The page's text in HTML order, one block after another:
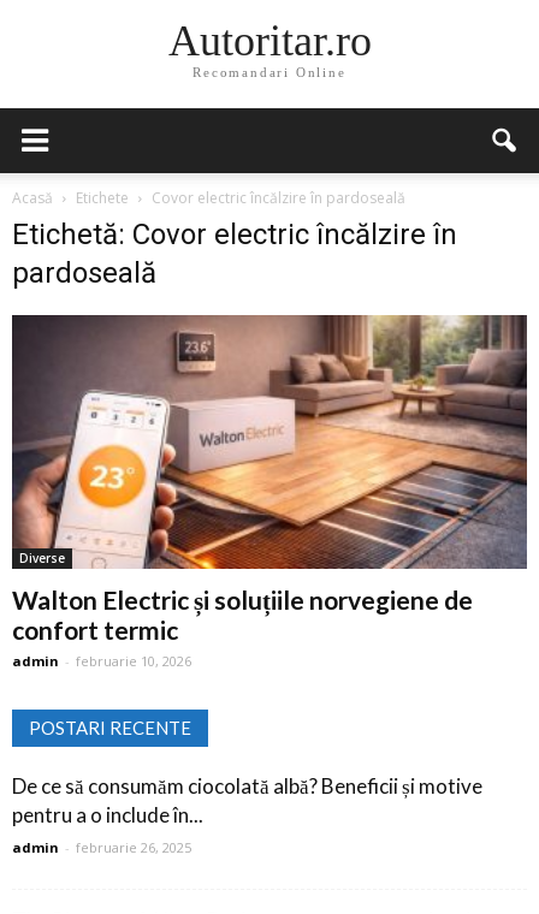
Autoritar.ro
Recomandari Online
Acasă Etichete Covor electric încălzire în pardoseală
Etichetă: Covor electric încălzire în
pardoseală
Diverse
Walton Electric și soluțiile norvegiene de
confort termic
admin - februarie 10, 2026
POSTARI RECENTE
De ce să consumăm ciocolată albă? Beneficii și motive
pentru a o include în...
admin - februarie 26, 2025